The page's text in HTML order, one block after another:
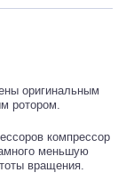
оригинальным
ротором.
компрессор
меньшую
вращения.